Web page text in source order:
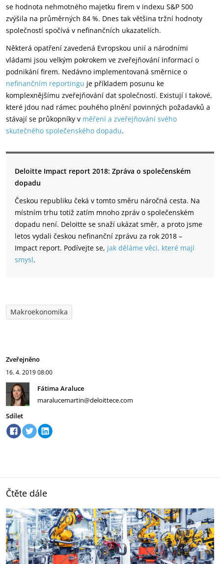
se hodnota nehmotného majetku firem v indexu S&P 500
zvýšila na průměrných 84 %. Dnes tak většina tržní hodnoty
společností spočívá v nefinančních ukazatelích.
Některá opatření zavedená Evropskou unií a národními
vládami jsou velkým pokrokem ve zveřejňování informací o
podnikání firem. Nedávno implementovaná směrnice o
nefinančním reportingu je příkladem posunu ke
komplexnějšímu zveřejňování dat společností. Existují i takové,
které jdou nad rámec pouhého plnění povinných požadavků a
stávají se průkopníky v měření a zveřejňování svého
skutečného společenského dopadu.
Deloitte Impact report 2018: Zpráva o společenském
dopadu
Českou republiku čeká v tomto směru náročná cesta. Na
místním trhu totiž zatím mnoho zpráv o společenském
dopadu není. Deloitte se snaží ukázat směr, a proto jsme
letos vydali českou nefinanční zprávu za rok 2018 –
Impact report. Podívejte se, jak děláme věci, které mají
smysl.
Makroekonomika
Zveřejněno
16. 4. 201908:00
Fátima Araluce
maralucemartin@deloittece.com
Sdílet
Čtěte dále